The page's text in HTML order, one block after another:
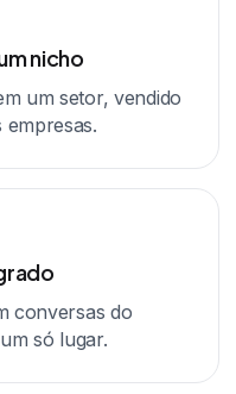
nicho
um setor, vendido
conversas do
só lugar.